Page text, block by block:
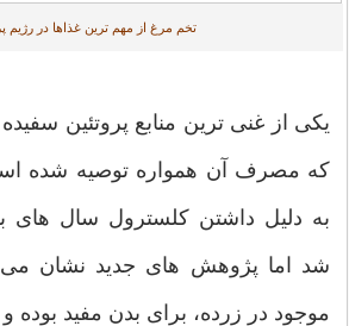
تخم مرغ از مهم ترین غذاها در رژیم
یکی از غنی ترین منابع پروتئین
که مصرف آن همواره توصیه شده
به دلیل داشتن کلسترول سال های
شد اما پژوهش های جدید نشان
موجود در زرده،‌ برای بدن مفید بوده